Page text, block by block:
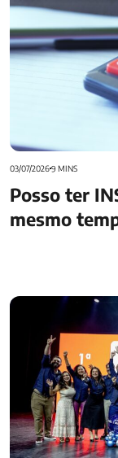
03/07/20269 MINS
Posso ter
mesmo
MAG é a melhor
e nós podemos